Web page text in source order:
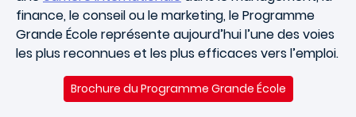
finance, le conseil ou le marketing, le Programme
Grande École représente aujourd’hui l’une des voies
les plus reconnues et les plus efficaces vers l’emploi.
Brochure du Programme Grande École